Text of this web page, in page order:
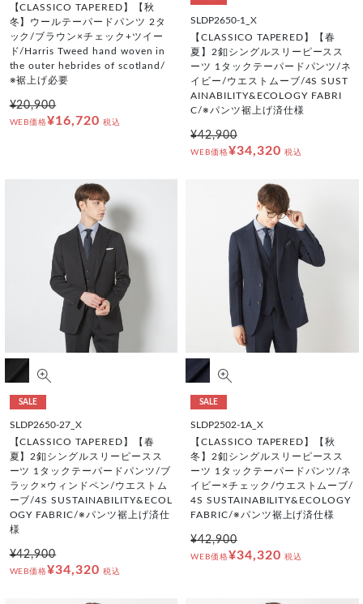
【CLASSICO TAPERED】【秋
冬】ウールテーパードパンツ 2タ
ック/ブラウン×チェック+ツイー
ド/Harris Tweed hand woven in
the outer hebrides of scotland/
※裾上げ必要
¥20,900
WEB価格¥16,720 税込
SLDP2650-1_X
【CLASSICO TAPERED】【春
夏】2釦シングルスリーピースス
ーツ 1タックテーパードパンツ/ネ
イビー/ウエストムーブ/4S SUST
AINABILITY&ECOLOGY FABRI
C/※パンツ裾上げ済仕様
¥42,900
WEB価格¥34,320 税込
SALE
SLDP2650-27_X
【CLASSICO TAPERED】【春
夏】2釦シングルスリーピースス
ーツ 1タックテーパードパンツ/ブ
ラック×ウィンドペン/ウエストム
ーブ/4S SUSTAINABILITY&ECOL
OGY FABRIC/※パンツ裾上げ済仕
様
¥42,900
WEB価格¥34,320 税込
SALE
SLDP2502-1A_X
【CLASSICO TAPERED】【秋
冬】2釦シングルスリーピースス
ーツ 1タックテーパードパンツ/ネ
イビー×チェック/ウエストムーブ/
4S SUSTAINABILITY&ECOLOGY
FABRIC/※パンツ裾上げ済仕様
¥42,900
WEB価格¥34,320 税込